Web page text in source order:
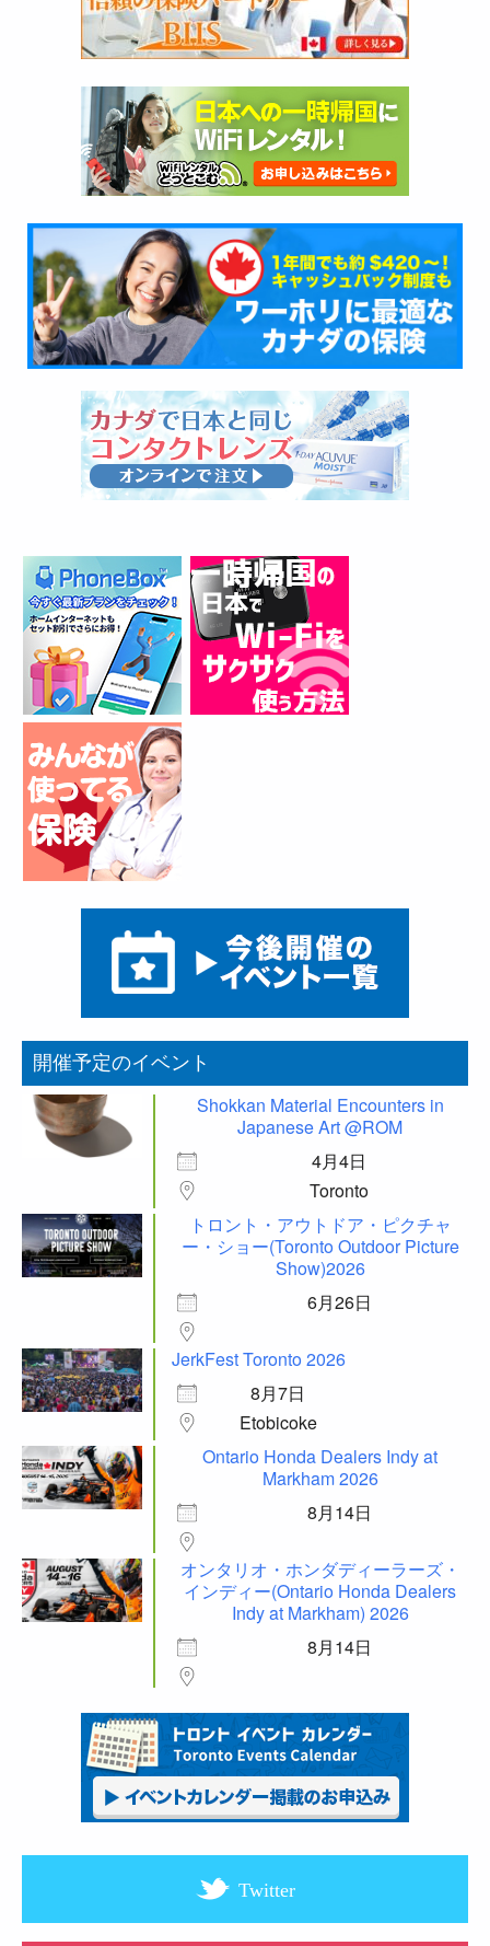
開催予定のイベント
Shokkan Material Encounters in
Japanese Art @ROM
4月4日
Toronto
トロント・アウトドア・ピクチャ
ー・ショー(Toronto Outdoor Picture
Show)2026
6月26日
JerkFest Toronto 2026
8月7日
Etobicoke
Ontario Honda Dealers Indy at
Markham 2026
8月14日
オンタリオ・ホンダディーラーズ・
インディー(Ontario Honda Dealers
Indy at Markham) 2026
8月14日
Twitter